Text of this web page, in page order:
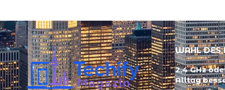
WAHL DES
2,4 GHz
Alltag